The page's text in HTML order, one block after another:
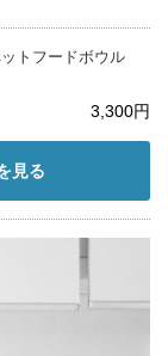
トフードボウル
3,300円
見る